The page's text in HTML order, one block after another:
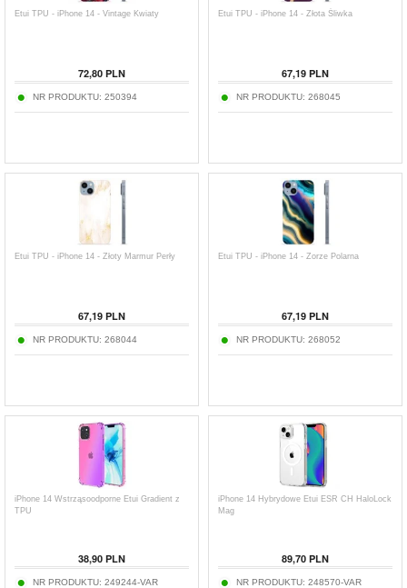
Etui TPU - iPhone 14 - Vintage Kwiaty
72,80 PLN
NR PRODUKTU: 250394
Etui TPU - iPhone 14 - Złota Śliwka
67,19 PLN
NR PRODUKTU: 268045
Etui TPU - iPhone 14 - Złoty Marmur Perły
67,19 PLN
NR PRODUKTU: 268044
Etui TPU - iPhone 14 - Zorze Polarna
67,19 PLN
NR PRODUKTU: 268052
iPhone 14 Wstrząsoodporne Etui Gradient z
TPU
38,90 PLN
NR PRODUKTU: 249244-VAR
iPhone 14 Hybrydowe Etui ESR CH HaloLock
Mag
89,70 PLN
NR PRODUKTU: 248570-VAR